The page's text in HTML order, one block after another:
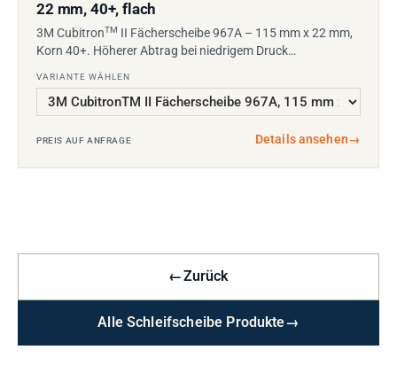
22 mm, 40+, flach
3M CubitronTM II Fächerscheibe 967A – 115 mm x 22 mm,
Korn 40+. Höherer Abtrag bei niedrigem Druck…
VARIANTE WÄHLEN
PREIS AUF ANFRAGE Details ansehen→
←Zurück
Alle Schleifscheibe Produkte→